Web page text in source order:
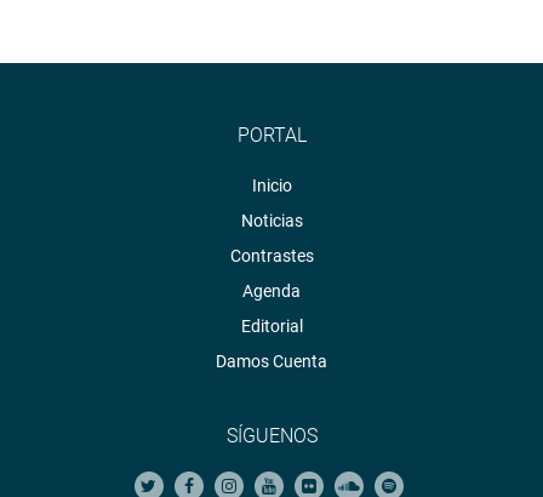
PORTAL
Inicio
Noticias
Contrastes
Agenda
Editorial
Damos Cuenta
SÍGUENOS